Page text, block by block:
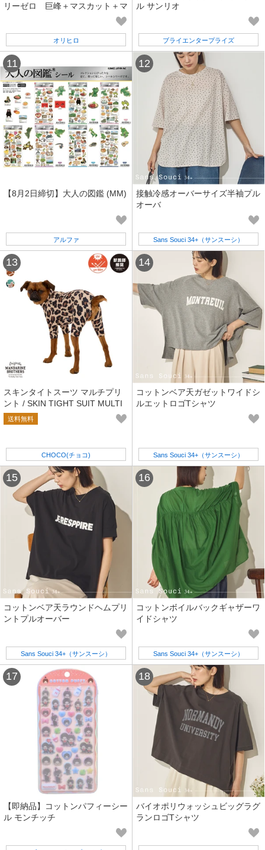
リーゼロ 巨峰＋マスカット＋マ
オリヒロ
ル サンリオ
ブライエンタープライズ
【8月2日締切】大人の図鑑 (MM)
アルファ
接触冷感オーバーサイズ半袖プル
オーバ
Sans Souci 34+（サンスーシ）
スキンタイトスーツ マルチプリ
ント / SKIN TIGHT SUIT MULTI
PRINT
送料無料
CHOCO(チョコ)
コットンベア天ガゼットワイドシ
ルエットロゴTシャツ
Sans Souci 34+（サンスーシ）
コットンベア天ラウンドヘムプリ
ントプルオーバー
Sans Souci 34+（サンスーシ）
コットンボイルバックギャザーワ
イドシャツ
Sans Souci 34+（サンスーシ）
【即納品】コットンパフィーシー
ル モンチッチ
バイオポリウォッシュビッグラグ
ランロゴTシャツ